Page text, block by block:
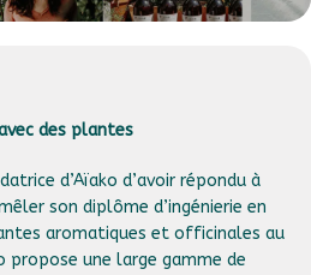
des plantes
d’Aïako d’avoir répondu à
son diplôme d’ingénierie en
aromatiques et officinales au
propose une large gamme de